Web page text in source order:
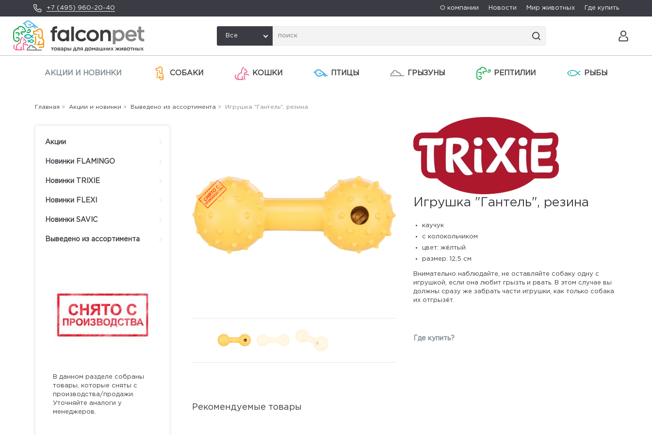
+7 (495) 960-20-40 О компании Новости Мир животных Где купить
Все
АКЦИИ И НОВИНКИ СОБАКИ КОШКИ ПТИЦЫ ГРЫЗУНЫ РЕПТИЛИИ РЫБЫ
Акции
Новинки FLAMINGO
Новинки TRIXIE
Новинки FLEXI
Новинки SAVIC
Выведено из ассортимента
В данном разделе собраны
товары, которые сняты с
производства/продажи.
Уточняйте аналоги у
менеджеров.
Главная > Акции и новинки > Выведено из ассортимента > Игрушка "Гантель", резина
Игрушка "Гантель", резина
каучук
с колокольчиком
цвет: жёлтый
размер: 12,5 см
Внимательно наблюдайте, не оставляйте собаку одну с
игрушкой, если она любит грызть и рвать. В этом случае вы
должны сразу же забрать части игрушки, как только собака
их отгрызёт.
Где купить?
Рекомендуемые товары